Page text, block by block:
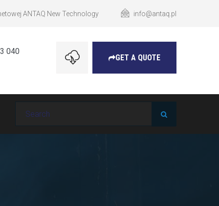
ANTAQ New Technology info@antaq.pl
040
GET A QUOTE